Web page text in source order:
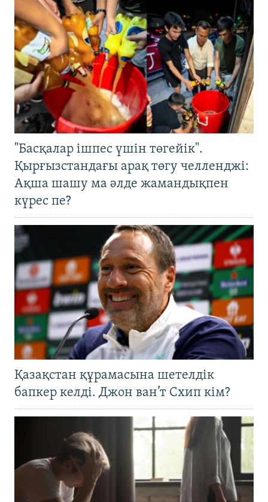
"Басқалар ішпес үшін төгейік".
Қырғызстандағы арақ төгу челленджі:
Ақша шашу ма әлде жамандықпен
күрес пе?
Қазақстан құрамасына шетелдік
бапкер келді. Джон ван’т Схип кім?